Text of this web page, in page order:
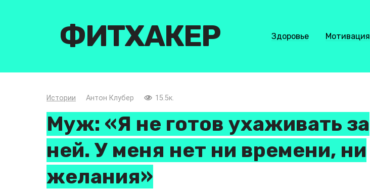
ФИТХАКЕР Здоровье Мотивация
Истории Антон Клубер 15.5к.
Муж: «Я не готов ухаживать за
ней. У меня нет ни времени, ни
желания»